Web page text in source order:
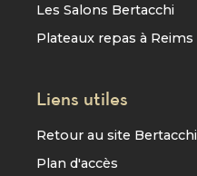
Les Salons Bertacchi
Plateaux repas à Reims
Liens utiles
Retour au site Bertacchi
Plan d'accès